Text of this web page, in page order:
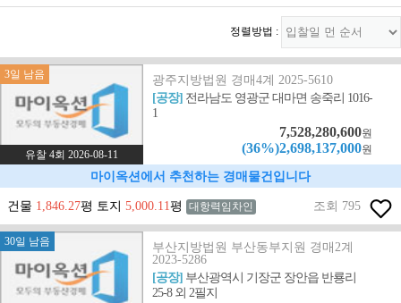
정렬방법 :
3일 남음
유찰 4회 2026-08-11
광주지방법원 경매4계 2025-5610
[공장] 전라남도 영광군 대마면 송죽리 1016-
1
7,528,280,600원
(36%)2,698,137,000원
마이옥션에서 추천하는 경매물건입니다
건물 1,846.27평 토지 5,000.11평 대항력임차인 조회 795
30일 남음
부산지방법원 부산동부지원 경매2계
2023-5286
[공장] 부산광역시 기장군 장안읍 반룡리
25-8 외 2필지